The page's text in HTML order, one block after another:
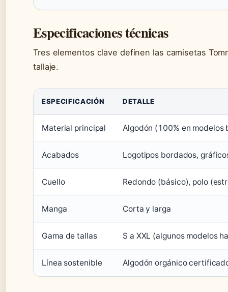
Especificaciones técnicas
Tres elementos clave definen las camisetas
tallaje.
ESPECIFICACIÓN DETALLE
Material principal Algodón (100% en modelos
Acabados Logotipos bordados,
Cuello Redondo (básico), polo
Manga Corta y larga
Gama de tallas S a XXL (algunos modelos
Línea sostenible Algodón orgánico